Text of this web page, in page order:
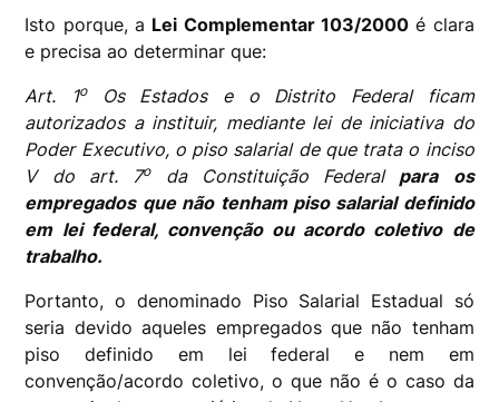
Isto porque, a Lei Complementar 103/2000é clara
e precisa ao determinar que:
Art. 1oOs Estados e o Distrito Federal ficam
autorizados a instituir, mediante lei de iniciativa do
Poder Executivo, o piso salarial de que trata o inciso
V do art. 7oda Constituição Federal para os
empregados que não tenham piso salarial definido
em lei federal, convenção ou acordo coletivo de
trabalho.
Portanto, o denominado Piso Salarial Estadual só
seria devido aqueles empregados que não tenham
piso definido em lei federal e nem em
convenção/acordo coletivo, o que não é o caso da